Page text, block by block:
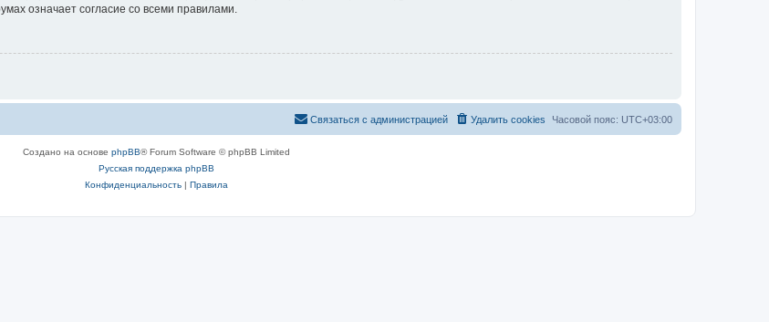
означает согласие со всеми правилами.
Часовой пояс: UTC+03:00
Удалить cookies
Связаться с администрацией
Создано на основе phpBB® Forum Software © phpBB Limited
Русская поддержка phpBB
Конфиденциальность| Правила